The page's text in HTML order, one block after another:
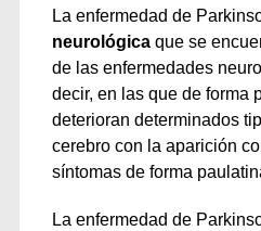
La enfermedad de
neurológicaque se
de las enfermedades
decir, en las que de forma
deterioran determinados
cerebro con la aparición
síntomas de forma
La enfermedad de